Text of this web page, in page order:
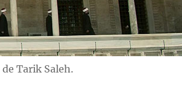
de Tarik Saleh.